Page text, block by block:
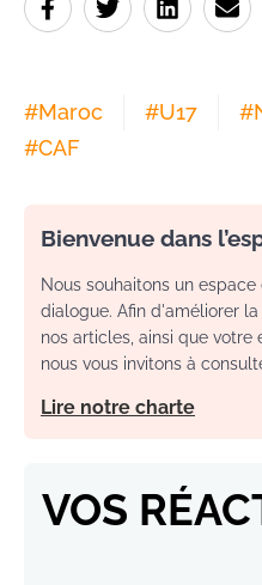
#Maroc #U17 #
#CAF
Bienvenue dans
Nous souhaitons un
dialogue. Afin d'améliorer
nos articles, ainsi que votre
nous vous invitons à
Lire notre charte
VOS